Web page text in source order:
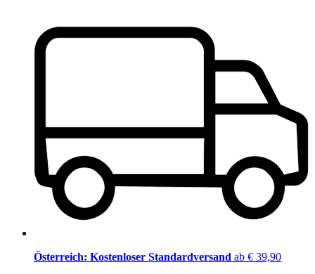
Österreich: Kostenloser Standardversand ab € 39,90